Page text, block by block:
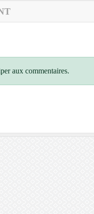
aux commentaires.